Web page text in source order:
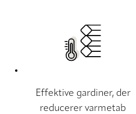
Effektive gardiner, der
reducerer varmetab